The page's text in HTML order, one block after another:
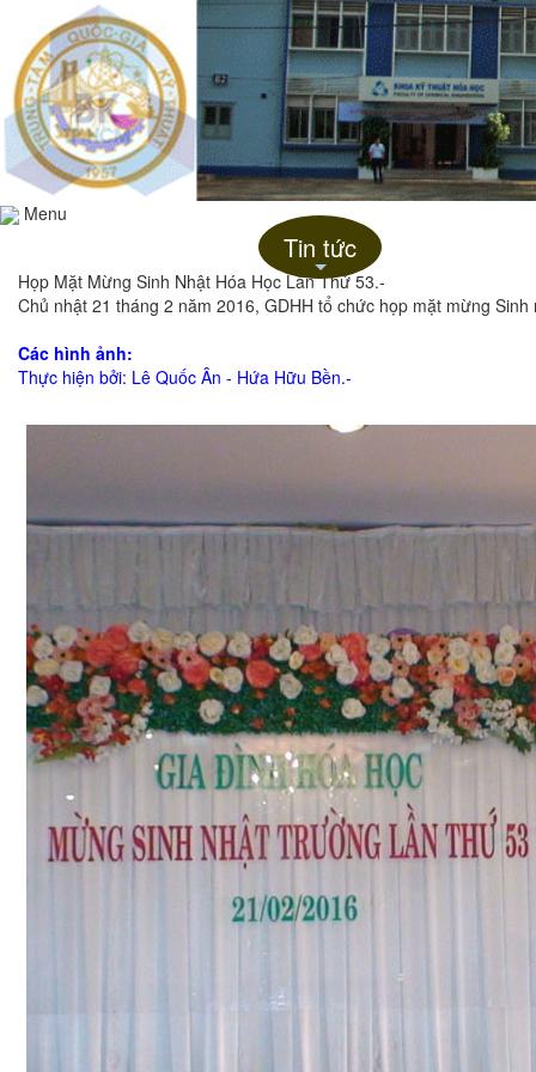
Menu
+
Tin tức
Họp Mặt Mừng Sinh Nhật Hóa Học Lần Thứ 53.-
Chủ nhật 21 tháng 2 năm 2016, GDHH tổ chức họp mặt mừng
Các hình ảnh:
Thực hiện bởi: Lê Quốc Ân - Hứa Hữu Bền.-